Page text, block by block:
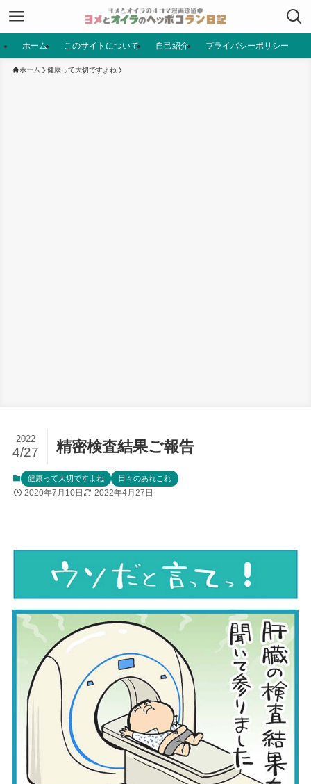
ホーム このサイトについて 自己紹介 プライバシーポリシー
ホーム 健康って大切ですよね
精密検査結果ご報告
2022
4/27
健康って大切ですよね 日々のあれこれ
2020年7月10日 2022年4月27日